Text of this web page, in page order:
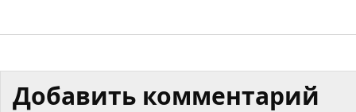
Добавить комментарий